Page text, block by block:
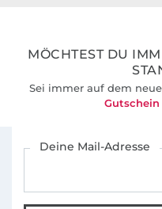
MÖCHTEST DU
Sei immer auf dem
Gutschein
Deine Mail-Adresse